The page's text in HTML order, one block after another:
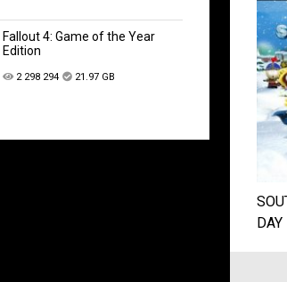
Fallout 4: Game of the Year
Edition
2 298 294 21.97 GB
DAY